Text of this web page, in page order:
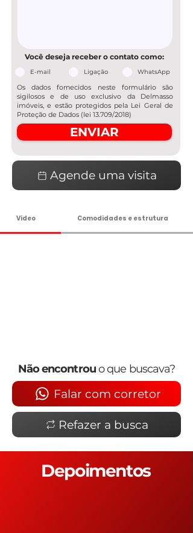
Você deseja receber o contato como:
E-mail Ligação WhatsApp
Os dados fornecidos neste formulário são
sigilosos e de uso exclusivo da Delmasso
imóveis, e estão protegidos pela Lei Geral de
Proteção de Dados (lei 13.709/2018)
ENVIAR
Agende uma visita
Vídeo Comodidades e estrutura
Não encontrouo que buscava?
Falar com corretor
Refazer a busca
Depoimentos